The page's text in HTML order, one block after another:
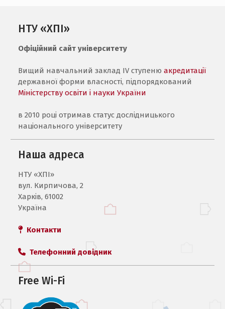
НТУ «ХПІ»
Офіційний сайт університету
Вищий навчальний заклад IV ступенюакредитації
державної форми власності, підпорядкований
Міністерству освіти і науки України
в 2010 році отримав статус дослідницького
національного університету
Наша адреса
НТУ «ХПI»
вул. Кирпичова, 2
Харків, 61002
Україна
Контакти
Телефонний довідник
Free Wi-Fi